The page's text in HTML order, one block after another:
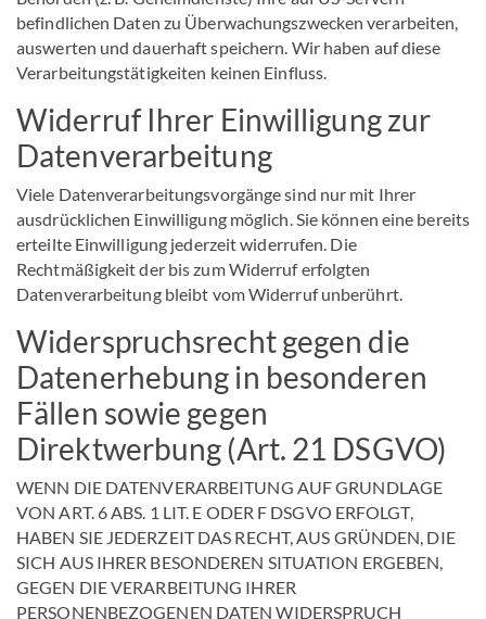
befindlichen Daten zu Überwachungszwecken verarbeiten,
auswerten und dauerhaft speichern. Wir haben auf diese
Verarbeitungstätigkeiten keinen Einfluss.
Widerruf Ihrer Einwilligung zur
Datenverarbeitung
Viele Datenverarbeitungsvorgänge sind nur mit Ihrer
ausdrücklichen Einwilligung möglich. Sie können eine bereits
erteilte Einwilligung jederzeit widerrufen. Die
Rechtmäßigkeit der bis zum Widerruf erfolgten
Datenverarbeitung bleibt vom Widerruf unberührt.
Widerspruchsrecht gegen die
Datenerhebung in besonderen
Fällen sowie gegen
Direktwerbung (Art. 21 DSGVO)
WENN DIE DATENVERARBEITUNG AUF GRUNDLAGE
VON ART. 6 ABS. 1 LIT. E ODER F DSGVO ERFOLGT,
HABEN SIE JEDERZEIT DAS RECHT, AUS GRÜNDEN, DIE
SICH AUS IHRER BESONDEREN SITUATION ERGEBEN,
GEGEN DIE VERARBEITUNG IHRER
PERSONENBEZOGENEN DATEN WIDERSPRUCH